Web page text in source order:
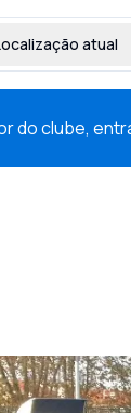
atual
do clube,